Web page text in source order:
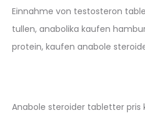
Einnahme von testosteron
tullen, anabolika kaufen
protein, kaufen anabole
Anabole steroider tabletter pris